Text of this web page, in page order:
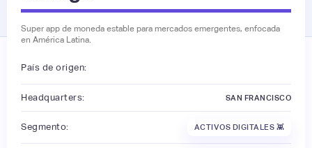
Super app de moneda estable para mercados emergentes, enfocada
en América Latina.
País de origen:
Headquarters: SAN FRANCISCO
Segmento: ACTIVOS DIGITALES 👾